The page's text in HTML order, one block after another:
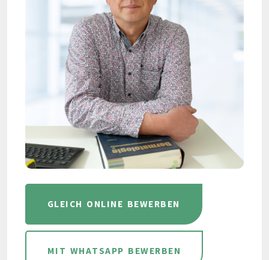
GLEICH ONLINE BEWERBEN
MIT WHATSAPP BEWERBEN